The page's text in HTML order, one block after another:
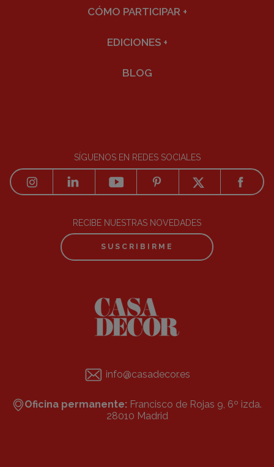
CÓMO PARTICIPAR +
EDICIONES +
BLOG
SÍGUENOS EN REDES SOCIALES
RECIBE NUESTRAS NOVEDADES
SUSCRIBIRME
info@casadecor.es
Oficina permanente: Francisco de Rojas 9, 6º izda.
28010 Madrid